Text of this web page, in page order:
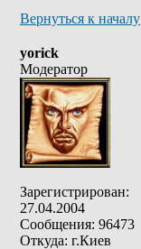
Вернуться к началу
yorick
Модератор
Зарегистрирован:
27.04.2004
Сообщения: 96473
Откуда: г.Киев